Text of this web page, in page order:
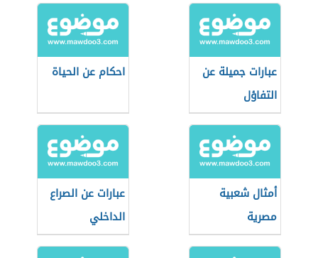
عبارات جميلة عن
التفاؤل
احكام عن الحياة
أمثال شعبية
مصرية
عبارات عن الصراع
الداخلي